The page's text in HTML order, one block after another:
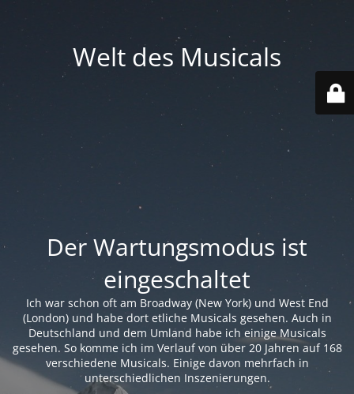
Welt des Musicals
Der Wartungsmodus ist
eingeschaltet
Ich war schon oft am Broadway (New York) und West End
(London) und habe dort etliche Musicals gesehen. Auch in
Deutschland und dem Umland habe ich einige Musicals
gesehen. So komme ich im Verlauf von über 20 Jahren auf 168
verschiedene Musicals. Einige davon mehrfach in
unterschiedlichen Inszenierungen.